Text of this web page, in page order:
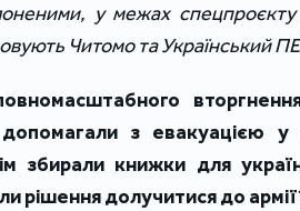
у межах спецпроєкту
Читомо та Український
з евакуацією у
збирали книжки для
рішення долучитися до